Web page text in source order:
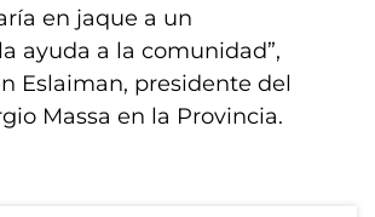
en jaque a un
ayuda a la comunidad”,
Eslaiman, presidente del
Massa en la Provincia.